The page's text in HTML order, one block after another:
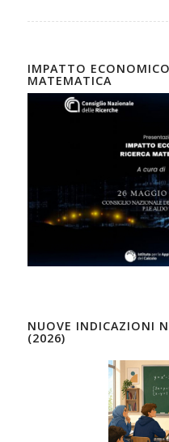
IMPATTO
MATEMATICA
NUOVE INDICAZIONI
(2026)